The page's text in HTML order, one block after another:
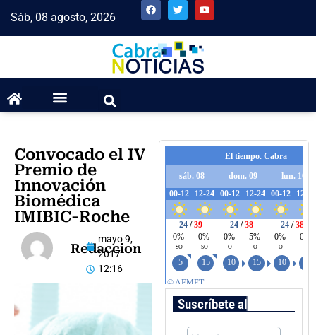
Sáb, 08 agosto, 2026
Convocado el IV
Premio de
Innovación
Biomédica
IMIBIC-Roche
Redaccion
mayo 9,
2017
12:16
Suscríbete al boletín